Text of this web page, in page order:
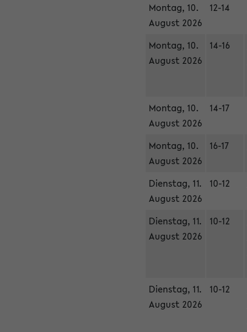
Montag, 10.
August 2026
12-14
Montag, 10.
August 2026
14-16
Montag, 10.
August 2026
14-17
Montag, 10.
August 2026
16-17
Dienstag, 11.
August 2026
10-12
Dienstag, 11.
August 2026
10-12
Dienstag, 11.
August 2026
10-12